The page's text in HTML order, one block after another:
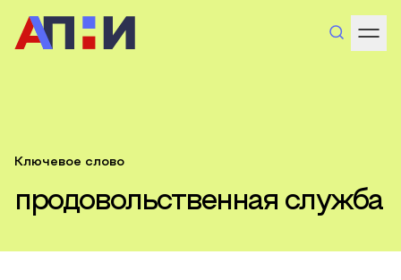
Ключевое слово
продовольственная служба